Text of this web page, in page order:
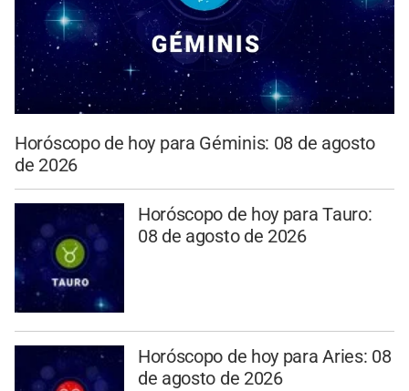
Horóscopo de hoy para Géminis: 08 de agosto
de 2026
Horóscopo de hoy para Tauro:
08 de agosto de 2026
Horóscopo de hoy para Aries: 08
de agosto de 2026